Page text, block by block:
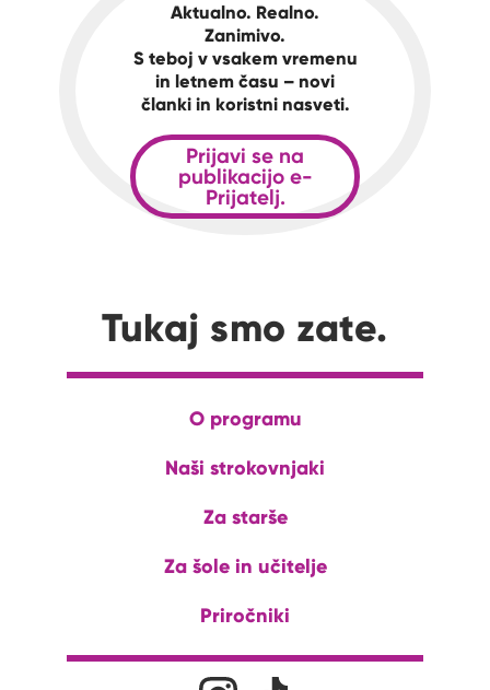
Aktualno. Realno.
Zanimivo.
S teboj v vsakem vremenu
in letnem času – novi
članki in koristni nasveti.
Prijavi se na
publikacijo e-
Prijatelj.
Tukaj smo zate.
O programu
Naši strokovnjaki
Za starše
Za šole in učitelje
Priročniki
Družabna omrežjaNa naš Instagram profil